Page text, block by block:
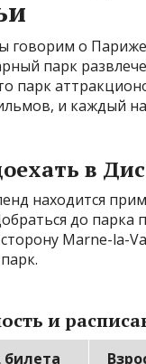
говорим о
парк
парк
и каждый
в
находится
до парка
Marne-la-
и
билета